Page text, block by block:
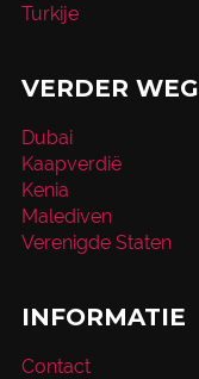
Turkije
VERDER WEG
Dubai
Kaapverdië
Kenia
Malediven
Verenigde Staten
INFORMATIE
Contact